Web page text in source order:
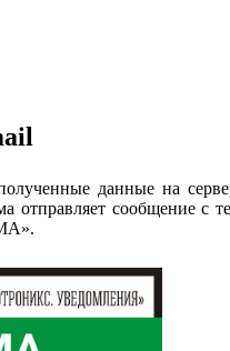
данные на
отправляет сообщение